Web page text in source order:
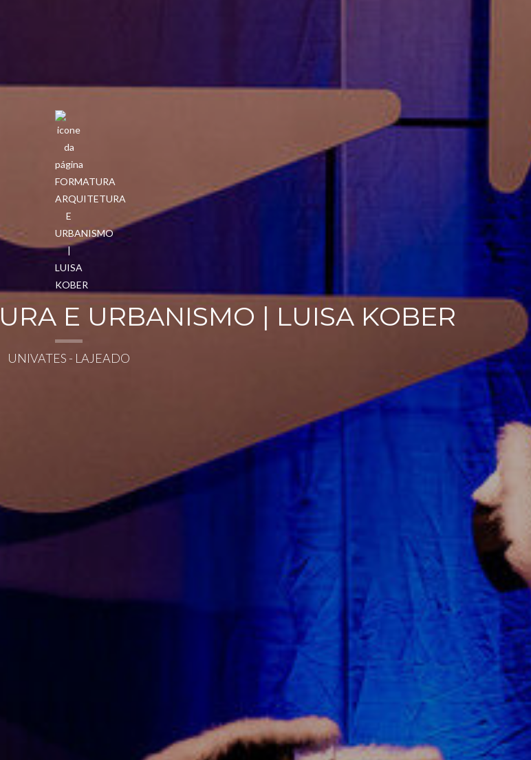
E URBANISMO | LUISA KOBER
UNIVATES - LAJEADO